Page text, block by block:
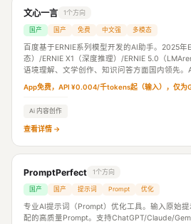
文心一言 1个方向
国产 国产 免费 中文强 多模态
百度基于ERNIE系列模型开发的AI助手。2025年
态）/ERNIE X1（深度推理）/ERNIE 5.0（
语境理解、文学创作、知识问答方面国内领先。
人用户完全免费。
App免费，API ¥0.004/千tokens起（输入），仅为
Ai 内容创作
查看详情 →
PromptPerfect 1个方向
国产 国产 提示词 Prompt 优化
专业AI提示词（Prompt）优化工具。输入原始
配的高质量Prompt。支持ChatGPT/Claude/